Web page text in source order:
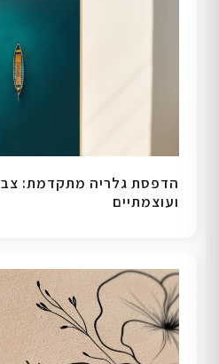
הדפסת גלריה מתקדמת:
ועוצמתיים